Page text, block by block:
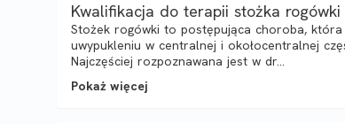
Kwalifikacja do terapii stożka rogówki
Stożek rogówki to postępująca choroba,
uwypukleniu w centralnej i okołocentralnej
Najczęściej rozpoznawana jest w dr...
Pokaż więcej